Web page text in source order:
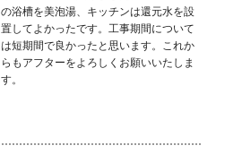
の浴槽を美泡湯、キッチンは還元水を設
置してよかったです。工事期間について
は短期間で良かったと思います。これか
らもアフターをよろしくお願いいたしま
す。